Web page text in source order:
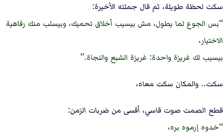
سكت لحظة طويلة، ثم قال جملته الأخيرة:
بس الجوع لما يطول، مش بيسيب أخلاق تحميك، وبيسلب منك رفاهية
الاختيار،
بيسيب لك غريزة واحدة: غريزة الشبع والنجاة.
سكت.. والمكان سكت معاه،
قطع الصمت صوت قاسي، أقسى من ضربات الزمن:
خدوه إرموه بره،